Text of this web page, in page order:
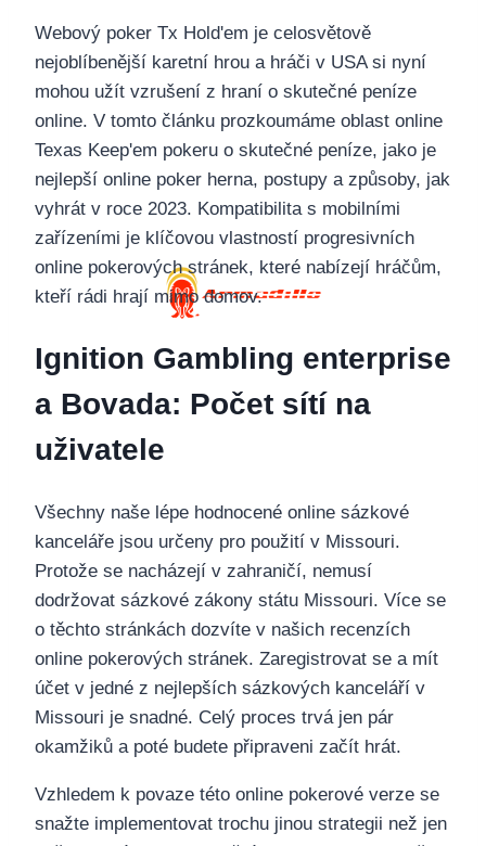
Webový poker Tx Hold'em je celosvětově
nejoblíbenější karetní hrou a hráči v USA si nyní
mohou užít vzrušení z hraní o skutečné peníze
online. V tomto článku prozkoumáme oblast online
Texas Keep'em pokeru o skutečné peníze, jako je
nejlepší online poker herna, postupy a způsoby, jak
vyhrát v roce 2023. Kompatibilita s mobilními
zařízeními je klíčovou vlastností progresivních
online pokerových stránek, které nabízejí hráčům,
kteří rádi hrají mimo domov.
Ignition Gambling enterprise
a Bovada: Počet sítí na
uživatele
Všechny naše lépe hodnocené online sázkové
kanceláře jsou určeny pro použití v Missouri.
Protože se nacházejí v zahraničí, nemusí
dodržovat sázkové zákony státu Missouri. Více se
o těchto stránkách dozvíte v našich recenzích
online pokerových stránek. Zaregistrovat se a mít
účet v jedné z nejlepších sázkových kanceláří v
Missouri je snadné. Celý proces trvá jen pár
okamžiků a poté budete připraveni začít hrát.
Vzhledem k povaze této online pokerové verze se
snažte implementovat trochu jinou strategii než jen